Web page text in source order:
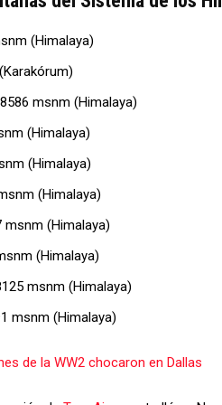
(Himalaya)
8586 msnm (Himalaya)
(Himalaya)
(Himalaya)
(Himalaya)
msnm (Himalaya)
(Himalaya)
msnm (Himalaya)
msnm (Himalaya)
de la WW2 chocaron en Dallas